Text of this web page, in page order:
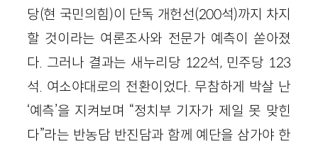
당(현 국민의힘)이 단독 개헌선(200석)까지 차지
할 것이라는 여론조사와 전문가 예측이 쏟아졌
다. 그러나 결과는 새누리당 122석, 민주당 123
석. 여소야대로의 전환이었다. 무참하게 박살 난
‘예측’을 지켜보며 “정치부 기자가 제일 못 맞힌
다”라는 반농담 반진담과 함께 예단을 삼가야 한